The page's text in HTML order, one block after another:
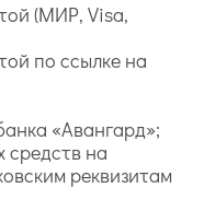
(МИР, Visa,
по ссылке на
«Авангард»;
средств на
реквизитам